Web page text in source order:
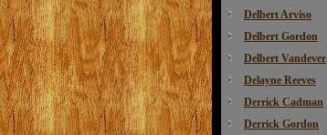
Delbert Arviso
Delbert Gordon
Delbert Vandever
Delayne Reeves
Derrick Cadman
Derrick Gordon